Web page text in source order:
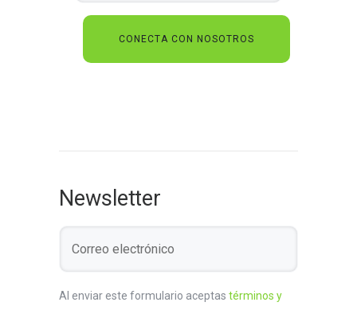
Newsletter
Al enviar este formulario aceptas términos y